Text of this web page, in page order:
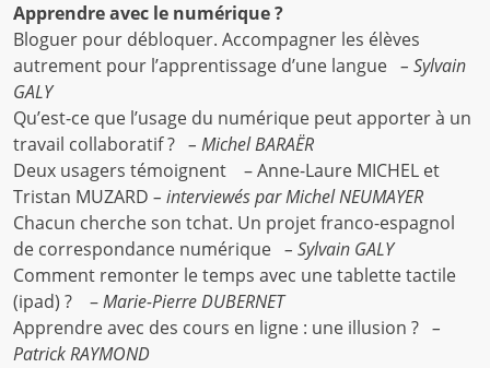
Apprendre avec le numérique ?
Bloguer pour débloquer. Accompagner les élèves
autrement pour l’apprentissage d’une langue – Sylvain
GALY
Qu’est-ce que l’usage du numérique peut apporter à un
travail collaboratif ? – Michel BARAËR
Deux usagers témoignent – Anne-Laure MICHEL et
Tristan MUZARD – interviewés par Michel NEUMAYER
Chacun cherche son tchat. Un projet franco-espagnol
de correspondance numérique – Sylvain GALY
Comment remonter le temps avec une tablette tactile
(ipad) ? –Marie-Pierre DUBERNET
Apprendre avec des cours en ligne : une illusion ? –
Patrick RAYMOND